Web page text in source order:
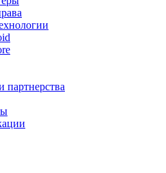
партнерства